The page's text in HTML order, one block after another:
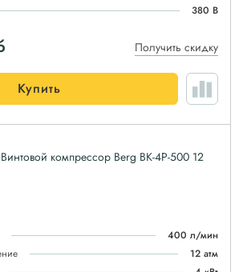
380 В
Получить скидку
Купить
Винтовой компрессор Berg ВК-4Р-500 12
400 л/мин
12 атм